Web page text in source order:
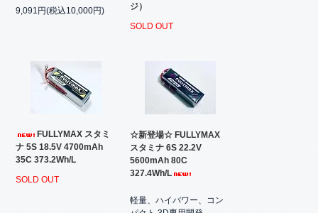
9,091円(税込10,000円)
ジ）
SOLD OUT
FULLYMAX スタミ
ナ 5S 18.5V 4700mAh
35C 373.2Wh/L
SOLD OUT
☆新登場☆ FULLYMAX
スタミナ 6S 22.2V
5600mAh 80C
327.4Wh/L
軽量、ハイパワー、コン